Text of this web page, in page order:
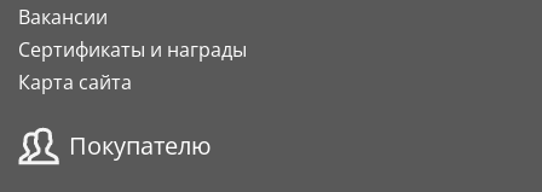
Вакансии
Сертификаты и награды
Карта сайта
Покупателю